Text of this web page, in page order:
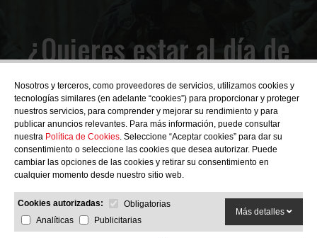
¿Quieres estar al día de
las novedades?
SUBSCRIBIRME
Nosotros y terceros, como proveedores de servicios, utilizamos cookies y
tecnologías similares (en adelante “cookies”) para proporcionar y proteger
nuestros servicios, para comprender y mejorar su rendimiento y para
publicar anuncios relevantes. Para más información, puede consultar
nuestra Política de Cookies. Seleccione “Aceptar cookies” para dar su
consentimiento o seleccione las cookies que desea autorizar. Puede
cambiar las opciones de las cookies y retirar su consentimiento en
cualquier momento desde nuestro sitio web.
Cookies autorizadas:
Obligatorias
Analíticas
Publicitarias
Más detalles